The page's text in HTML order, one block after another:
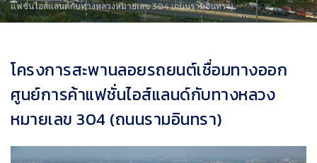
แฟชั่นไอส์แลนด์กับทางหลวงหมายเลข 304 (ถนนรามอินทรา)
โครงการสะพานลอยรถยนต์เชื่อมทางออก
ศูนย์การค้าแฟชั่นไอส์แลนด์กับทางหลวง
หมายเลข 304 (ถนนรามอินทรา)